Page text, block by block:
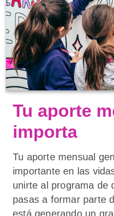
Tu aporte
importa
Tu aporte mensual
importante en las
unirte al programa de
pasas a formar parte
está generando un